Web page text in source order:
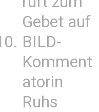
Gebet auf
BILD-
Komment
atorin
Ruhs